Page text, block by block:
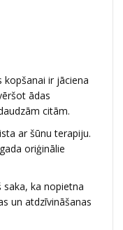
kopšanai ir jāciena
ādas
citām.
ar šūnu terapiju.
oriģinālie
saka, ka nopietna
un atdzīvināšanas